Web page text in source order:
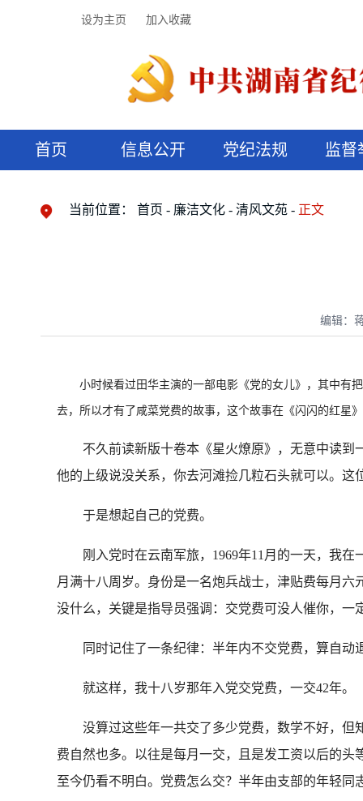
设为主页 加入收藏
首页 信息公开 党纪法规 监督
当前位置： 首页 廉洁文化 清风文苑 正文
编辑：
小时候看过田华主演的一部电影《党的女儿》，其中有把
去，所以才有了咸菜党费的故事，这个故事在《闪闪的红星
不久前读新版十卷本《星火燎原》，无意中读到
他的上级说没关系，你去河滩捡几粒石头就可以。
于是想起自己的党费。
刚入党时在云南军旅，1969年11月的一天，我在
月满十八周岁。身份是一名炮兵战士，津贴费每月
没什么，关键是指导员强调：交党费可没人催你，一
同时记住了一条纪律：半年内不交党费，算自动
就这样，我十八岁那年入党交党费，一交42年。
没算过这些年一共交了多少党费，数学不好，但
费自然也多。以往是每月一交，且是发工资以后的
至今仍看不明白。党费怎么交？半年由支部的年轻